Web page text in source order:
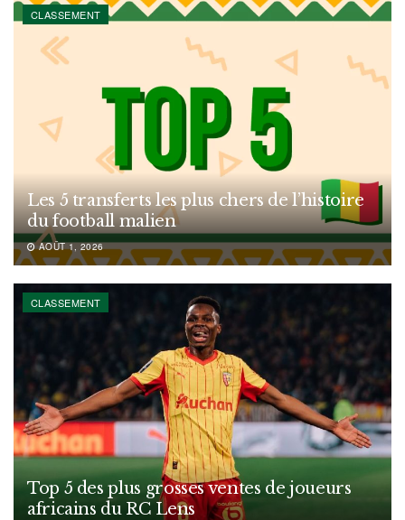
CLASSEMENT
Les 5 transferts les plus chers de l’histoire
du football malien
AOÛT 1, 2026
CLASSEMENT
Top 5 des plus grosses ventes de joueurs
africains du RC Lens